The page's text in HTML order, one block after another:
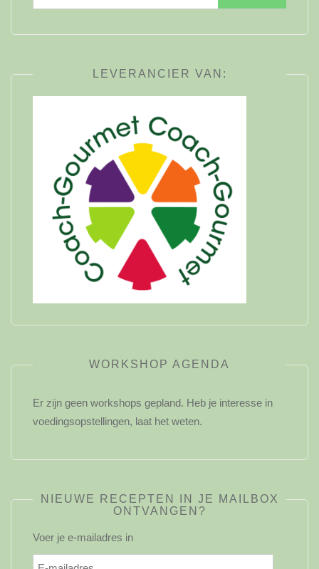
naar:
LEVERANCIER VAN:
WORKSHOP AGENDA
Er zijn geen workshops gepland. Heb je interesse in
voedingsopstellingen, laat het weten.
NIEUWE RECEPTEN IN JE MAILBOX
ONTVANGEN?
Voer je e-mailadres in
E-